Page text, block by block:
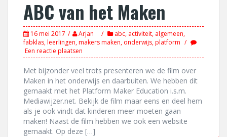
ABC van het Maken
16 mei 2017 Arjan abc, activiteit, algemeen,
fabklas,leerlingen,makers maken, onderwijs,platform
Een reactie plaatsen
Met bijzonder veel trots presenteren we de film over
Maken in het onderwijs en daarbuiten. We hebben dit
gemaakt met het Platform Maker Education i.s.m.
Mediawijzer.net. Bekijk de film maar eens en deel hem
als je ook vindt dat kinderen meer moeten gaan
maken! Naast de film hebben we ook een website
gemaakt. Op deze […]